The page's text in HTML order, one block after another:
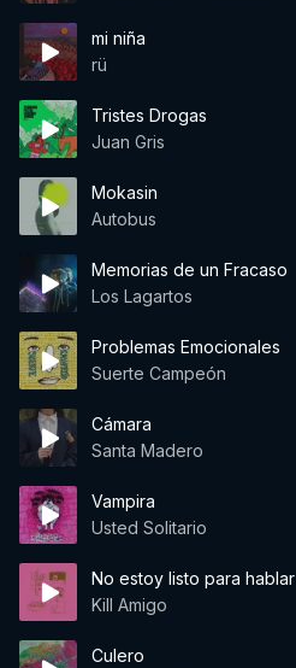
mi niña
rü
Tristes Drogas
Juan Gris
Mokasin
Autobus
Memorias de un Fracaso
Los Lagartos
Problemas Emocionales
Suerte Campeón
Cámara
Santa Madero
Vampira
Usted Solitario
No estoy listo para hablar
Kill Amigo
Culero